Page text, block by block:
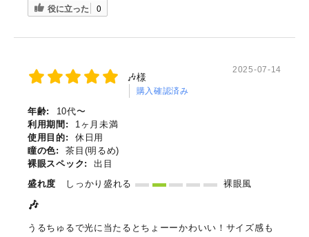
役に立った 0
🎶様
購入確認済み
2025-07-14
年齢:
10代〜
利用期間:
1ヶ月未満
使用目的:
休日用
瞳の色:
茶目(明るめ)
裸眼スペック:
出目
盛れ度
しっかり盛れる 裸眼風
🎶
うるちゅるで光に当たるとちょーーかわいい！サイズ感も